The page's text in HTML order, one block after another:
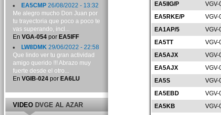
EA5IIG/P
VGV-
EA5RKE/P
VGV-
EA1AP/5
VGV-
EA5TT
VGV-
EA5AJX
VGV-
EA5AJX
VGV-
EA5S
VGV-
EA5EBD
VGV-
EA5KB
VGV-
EA5CMP26/08/2022 - 13:32
Me alegro mucho Don Juan por
tu trayectoria que poco a poco te
vas superando, incl...
En VGA-054por EA5IFF
LW8DMK29/06/2022 - 22:58
Que lindo ver tu gran actividad
amigo querido !!! Abrazo muy
fuerte desde el otro...
En VGIB-024por EA6LU
VIDEODVGE AL AZAR